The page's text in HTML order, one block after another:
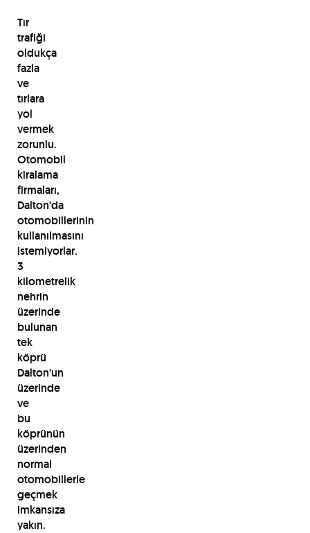
Tır
trafiği
oldukça
fazla
ve
tırlara
yol
vermek
zorunlu.
Otomobil
kiralama
firmaları,
Dalton'da
otomobillerinin
kullanılmasını
istemiyorlar.
3
kilometrelik
nehrin
üzerinde
bulunan
tek
köprü
Dalton'un
üzerinde
ve
bu
köprünün
üzerinden
normal
otomobillerle
geçmek
imkansıza
yakın.